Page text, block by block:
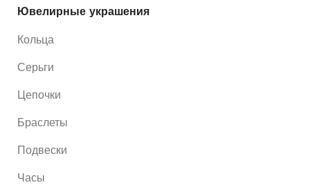
Ювелирные украшения
Кольца
Серьги
Цепочки
Браслеты
Подвески
Часы